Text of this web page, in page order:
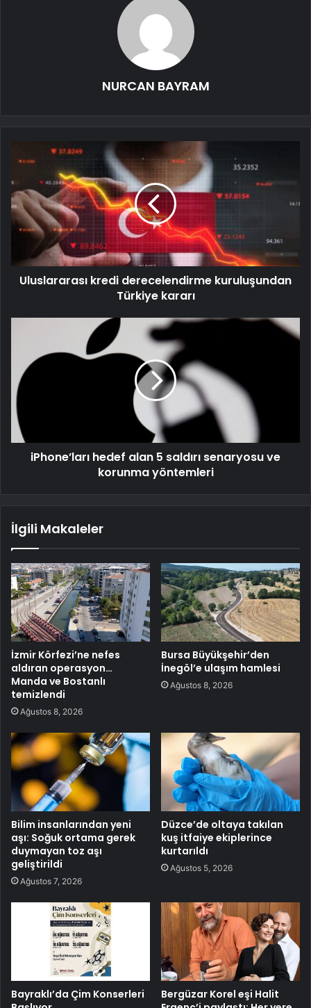
NURCAN BAYRAM
Uluslararası kredi derecelendirme kuruluşundan
Türkiye kararı
iPhone’ları hedef alan 5 saldırı senaryosu ve
korunma yöntemleri
İlgili Makaleler
İzmir Körfezi’ne nefes
aldıran operasyon…
Manda ve Bostanlı
temizlendi
Ağustos 8, 2026
Bursa Büyükşehir’den
İnegöl’e ulaşım hamlesi
Ağustos 8, 2026
Bilim insanlarından yeni
aşı: Soğuk ortama gerek
duymayan toz aşı
geliştirildi
Ağustos 7, 2026
Düzce’de oltaya takılan
kuş itfaiye ekiplerince
kurtarıldı
Ağustos 5, 2026
Bayraklı’da Çim Konserleri
Bergüzar Korel eşi Halit